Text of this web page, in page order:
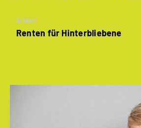
Artikel
Renten für Hinterbliebene